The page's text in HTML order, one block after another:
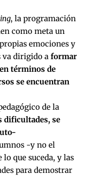
, la programación
como meta un
emociones y
va dirigido a formar
términos de
se encuentran
de la
dificultades, se
-y no el
que suceda, y las
para demostrar